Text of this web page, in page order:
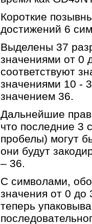
Короткие
достижений 6
Выделены 37
значениями от 0
соответствуют
значениями 10 -
значением 36.
Дальнейшие
что последние 3
пробелы) могут
они будут
– 36.
С символами,
значения от 0
теперь